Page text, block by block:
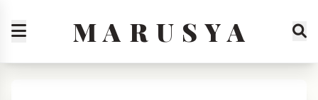
M A R U S Y A